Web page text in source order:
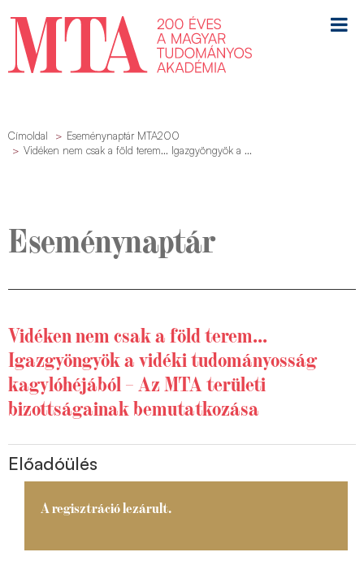
Címoldal
Eseménynaptár MTA200
Vidéken nem csak a föld terem... Igazgyöngyök a ...
Eseménynaptár
Vidéken nem csak a föld terem...
Igazgyöngyök a vidéki tudományosság
kagylóhéjából – Az MTA területi
bizottságainak bemutatkozása
Előadóülés
A regisztráció lezárult.